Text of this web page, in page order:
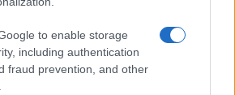
to enable storage
including authentication
fraud prevention, and other